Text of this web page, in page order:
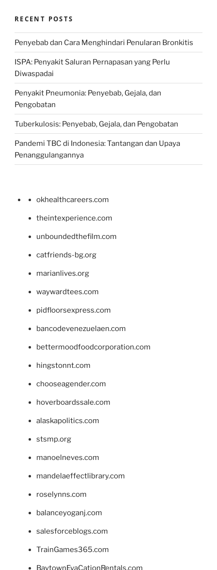
RECENT POSTS
Penyebab dan Cara Menghindari Penularan Bronkitis
ISPA: Penyakit Saluran Pernapasan yang Perlu
Diwaspadai
Penyakit Pneumonia: Penyebab, Gejala, dan
Pengobatan
Tuberkulosis: Penyebab, Gejala, dan Pengobatan
Pandemi TBC di Indonesia: Tantangan dan Upaya
Penanggulangannya
okhealthcareers.com
theintexperience.com
unboundedthefilm.com
catfriends-bg.org
marianlives.org
waywardtees.com
pidfloorsexpress.com
bancodevenezuelaen.com
bettermoodfoodcorporation.com
hingstonnt.com
chooseagender.com
hoverboardssale.com
alaskapolitics.com
stsmp.org
manoelneves.com
mandelaeffectlibrary.com
roselynns.com
balanceyoganj.com
salesforceblogs.com
TrainGames365.com
BaytownEvaCationRentals.com